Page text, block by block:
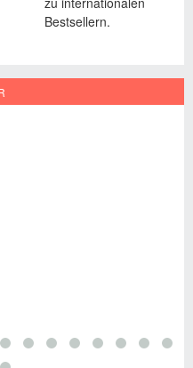
Bestsellern.